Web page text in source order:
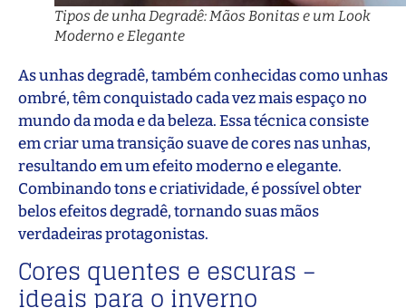
Tipos de unha Degradê: Mãos Bonitas e um Look
Moderno e Elegante
As unhas degradê, também conhecidas como unhas
ombré, têm conquistado cada vez mais espaço no
mundo da moda e da beleza. Essa técnica consiste
em criar uma transição suave de cores nas unhas,
resultando em um efeito moderno e elegante.
Combinando tons e criatividade, é possível obter
belos efeitos degradê, tornando suas mãos
verdadeiras protagonistas.
Cores quentes e escuras –
ideais para o inverno